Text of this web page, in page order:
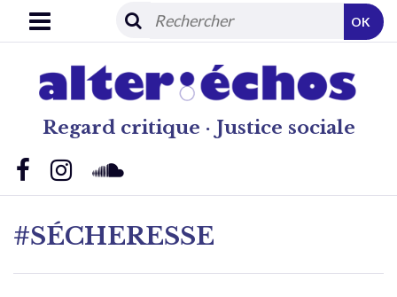
Regard critique · Justice sociale
OK
#SÉCHERESSE